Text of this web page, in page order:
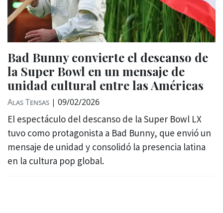
Bad Bunny convierte el descanso de
la Super Bowl en un mensaje de
unidad cultural entre las Américas
Alas Tensas | 09/02/2026
El espectáculo del descanso de la Super Bowl LX
tuvo como protagonista a Bad Bunny, que envió un
mensaje de unidad y consolidó la presencia latina
en la cultura pop global.